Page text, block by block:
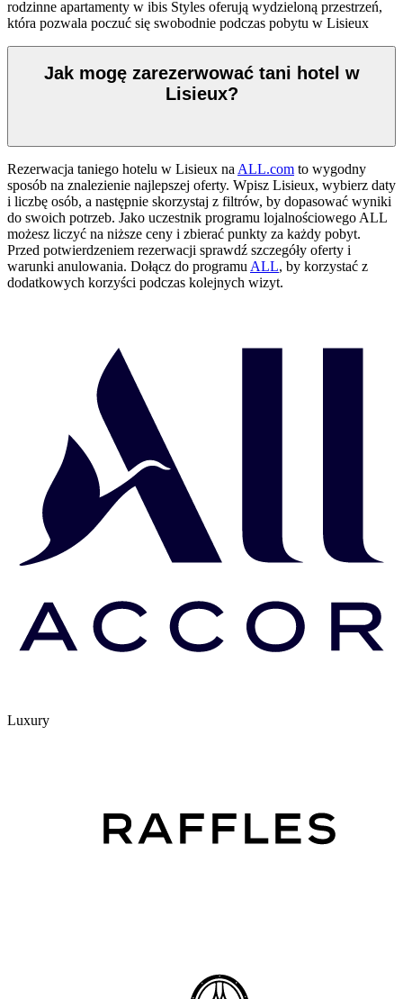
rodzinne apartamenty w ibis Styles oferują wydzieloną przestrzeń,
która pozwala poczuć się swobodnie podczas pobytu w Lisieux
Jak mogę zarezerwować tani hotel w
Lisieux?
Rezerwacja taniego hotelu w Lisieux na ALL.com to wygodny
sposób na znalezienie najlepszej oferty. Wpisz Lisieux, wybierz daty
i liczbę osób, a następnie skorzystaj z filtrów, by dopasować wyniki
do swoich potrzeb. Jako uczestnik programu lojalnościowego ALL
możesz liczyć na niższe ceny i zbierać punkty za każdy pobyt.
Przed potwierdzeniem rezerwacji sprawdź szczegóły oferty i
warunki anulowania. Dołącz do programu ALL, by korzystać z
dodatkowych korzyści podczas kolejnych wizyt.
Luxury